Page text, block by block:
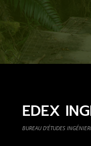
EDEX
BUREAU D’ÉTUDES